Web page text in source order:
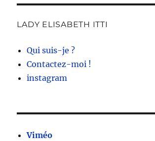
LADY ELISABETH ITTI
Qui suis-je ?
Contactez-moi !
instagram
Viméo